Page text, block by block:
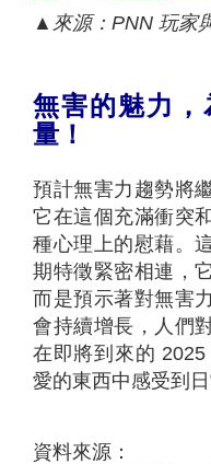
▲ 來源： PNN 玩家
無害的魅力，
量！
預計無害力趨勢將
它在這個充滿衝突
種心理上的慰藉。
期特徵緊密相連，
而是預示著對無害
會持續增長，人們
在即將到來的
愛的東西中感受到
資料來源：